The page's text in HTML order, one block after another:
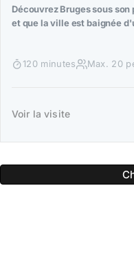
Découvrez Bruges sous
et que la ville est baignée
120 minutes Max. 20
Voir la visite